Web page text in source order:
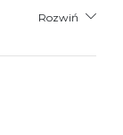
Rozwiń